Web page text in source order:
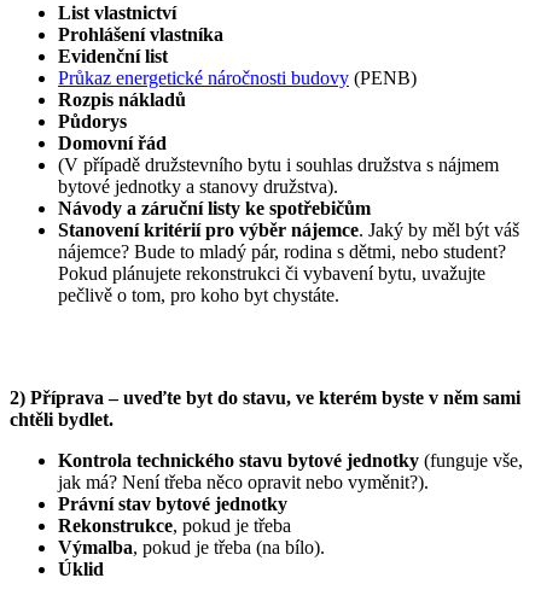
List vlastnictví
Prohlášení vlastníka
Evidenční list
Průkaz energetické náročnosti budovy (PENB)
Rozpis nákladů
Půdorys
Domovní řád
(V případě družstevního bytu i souhlas družstva s nájmem
bytové jednotky a stanovy družstva).
Návody a záruční listy ke spotřebičům
Stanovení kritérií pro výběr nájemce. Jaký by měl být váš
nájemce? Bude to mladý pár, rodina s dětmi, nebo student?
Pokud plánujete rekonstrukci či vybavení bytu, uvažujte
pečlivě o tom, pro koho byt chystáte.
2) Příprava – uveďte byt do stavu, ve kterém byste v něm sami
chtěli bydlet.
Kontrola technického stavu bytové jednotky (funguje vše,
jak má? Není třeba něco opravit nebo vyměnit?).
Právní stav bytové jednotky
Rekonstrukce, pokud je třeba
Výmalba, pokud je třeba (na bílo).
Úklid